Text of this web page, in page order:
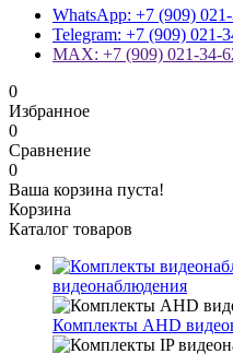
WhatsApp: +7 (909)
Telegram: +7 (909) 021-
MAX: +7 (909) 021-34-
0
Избранное
0
Сравнение
0
Ваша корзина пуста!
Корзина
Каталог товаров
видеонаблюдения
Комплекты AHD